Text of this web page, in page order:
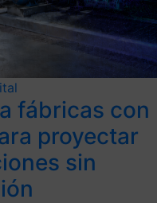
fábricas con
proyectar
sin